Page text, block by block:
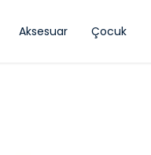
Aksesuar Çocuk